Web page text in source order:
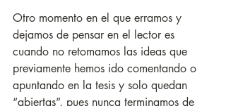
Otro momento en el que erramos y
dejamos de pensar en el lector es
cuando no retomamos las ideas que
previamente hemos ido comentando o
apuntando en la tesis y solo quedan
“abiertas”, pues nunca terminamos de